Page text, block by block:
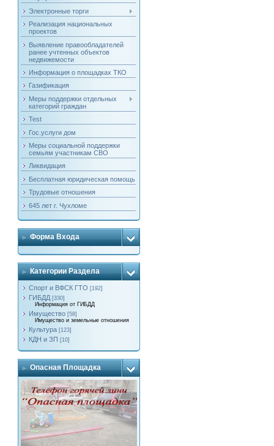
Электронные торги
Реализация национальных
проектов
Выявление правообладателей
ранее учтенных объектов
недвижемости
Информация о площадках ТКО
Газификация
Меры поддержки отдельных
категорий граждан
Test
Гос.услуги дом
Меры социальной поддержки
семьям участникам СВО
Ликвидация
Бесплатная юридическая помощь
Трудовые отношения
645 лет г. Чухломе
Форма Входа
Категории Раздела
Спорт и ВФСК ГТО [192]
ГИБДД [330]
Информация от ГИБДД
Имущество [58]
Имущество и земельные отношения
Культура [123]
КДН и ЗП [10]
Опасная Площадка